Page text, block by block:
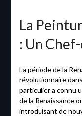
La
: Un
La période de la
révolutionnaire
particulier a connu
de la Renaissance
introduisant de